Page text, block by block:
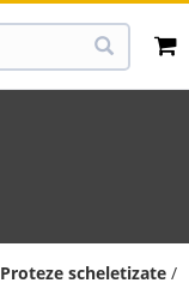
Proteze scheletizate /